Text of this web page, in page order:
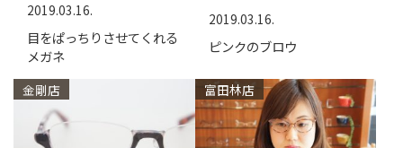
2019.03.16.
目をぱっちりさせてくれる
メガネ
2019.03.16.
ピンクのブロウ
金剛店 富田林店